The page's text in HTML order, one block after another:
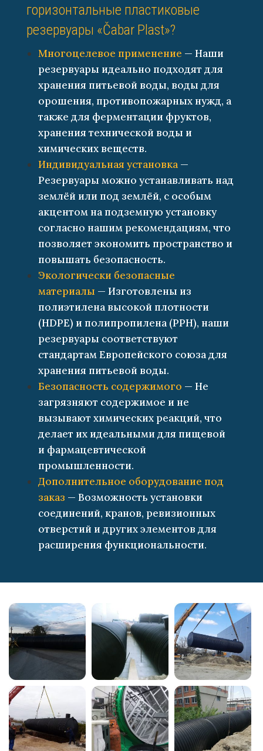
горизонтальные пластиковые
резервуары «Čabar Plast»?
Многоцелевое применение — Наши
резервуары идеально подходят для
хранения питьевой воды, воды для
орошения, противопожарных нужд, а
также для ферментации фруктов,
хранения технической воды и
химических веществ.
Индивидуальная установка —
Резервуары можно устанавливать над
землёй или под землёй, с особым
акцентом на подземную установку
согласно нашим рекомендациям, что
позволяет экономить пространство и
повышать безопасность.
Экологически безопасные
материалы — Изготовлены из
полиэтилена высокой плотности
(HDPE) и полипропилена (PPH), наши
резервуары соответствуют
стандартам Европейского союза для
хранения питьевой воды.
Безопасность содержимого — Не
загрязняют содержимое и не
вызывают химических реакций, что
делает их идеальными для пищевой
и фармацевтической
промышленности.
Дополнительное оборудование под
заказ — Возможность установки
соединений, кранов, ревизионных
отверстий и других элементов для
расширения функциональности.